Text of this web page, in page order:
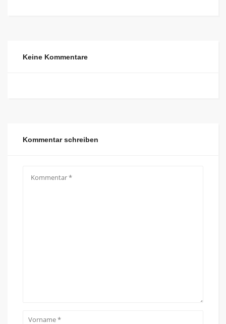
Keine Kommentare
Kommentar schreiben